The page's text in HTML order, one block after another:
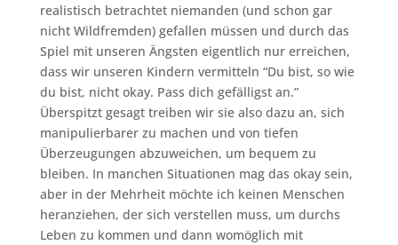
realistisch betrachtet niemanden (und schon gar
nicht Wildfremden) gefallen müssen und durch das
Spiel mit unseren Ängsten eigentlich nur erreichen,
dass wir unseren Kindern vermitteln “Du bist, so wie
du bist, nicht okay. Pass dich gefälligst an.”
Überspitzt gesagt treiben wir sie also dazu an, sich
manipulierbarer zu machen und von tiefen
Überzeugungen abzuweichen, um bequem zu
bleiben. In manchen Situationen mag das okay sein,
aber in der Mehrheit möchte ich keinen Menschen
heranziehen, der sich verstellen muss, um durchs
Leben zu kommen und dann womöglich mit